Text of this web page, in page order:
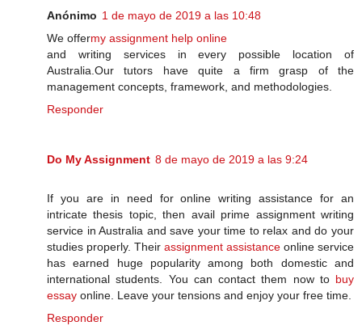
Anónimo 1 de mayo de 2019 a las 10:48
We offermy assignment help online
and writing services in every possible location of
Australia.Our tutors have quite a firm grasp of the
management concepts, framework, and methodologies.
Responder
Do My Assignment 8 de mayo de 2019 a las 9:24
If you are in need for online writing assistance for an
intricate thesis topic, then avail prime assignment writing
service in Australia and save your time to relax and do your
studies properly. Their assignment assistance online service
has earned huge popularity among both domestic and
international students. You can contact them now to buy
essay online. Leave your tensions and enjoy your free time.
Responder